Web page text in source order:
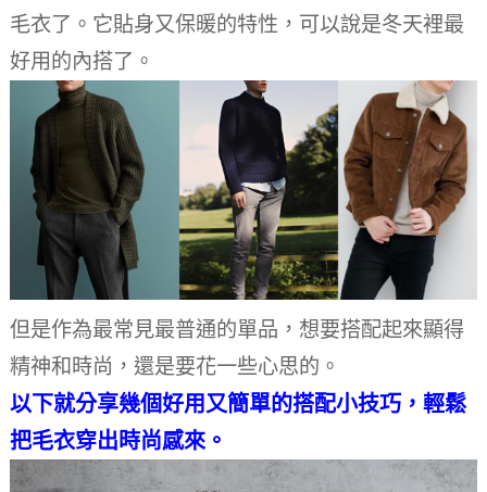
毛衣了。它貼身又保暖的特性，可以說是冬天裡最
好用的內搭了。
但是作為最常見最普通的單品，想要搭配起來顯得
精神和時尚，還是要花一些心思的。
以下就分享幾個好用又簡單的搭配小技巧，輕鬆
把毛衣穿出時尚感來。